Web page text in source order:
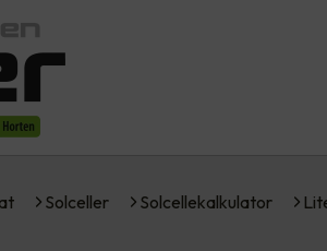
Solceller Solcellekalkulator